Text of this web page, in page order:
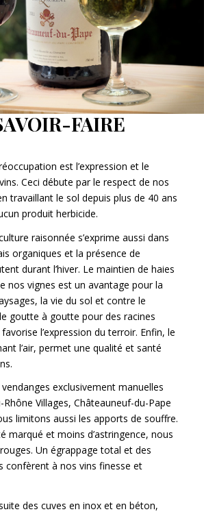
FAIRE
est l’expression et le
Ceci débute par le respect de nos
travaillant le sol depuis plus de 40 ans
produit herbicide.
raisonnée s’exprime aussi dans
organiques et la présence de
durant l’hiver. Le maintien de haies
nos vignes est un avantage pour la
la vie du sol et contre le
goutte à goutte pour des racines
l’expression du terroir. Enfin, le
l’air, permet une qualité et santé
exclusivement manuelles
Villages, Châteauneuf-du-Pape
limitons aussi les apports de souffre.
marqué et moins d’astringence, nous
Un égrappage total et des
confèrent à nos vins finesse et
des cuves en inox et en béton,